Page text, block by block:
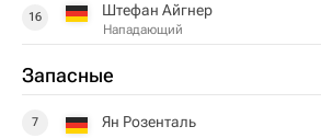
16 Штефан Айгнер
Нападающий
Запасные
7 Ян Розенталь